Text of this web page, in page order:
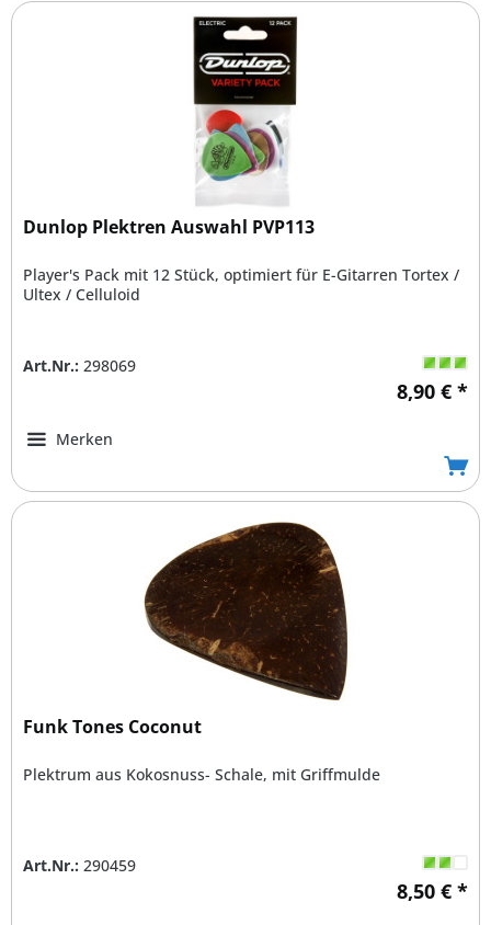
Dunlop Plektren Auswahl PVP113
Player's Pack mit 12 Stück, optimiert für E-Gitarren Tortex /
Ultex / Celluloid
Art.Nr.: 298069
8,90 € *
Merken
Funk Tones Coconut
Plektrum aus Kokosnuss- Schale, mit Griffmulde
Art.Nr.: 290459
8,50 € *